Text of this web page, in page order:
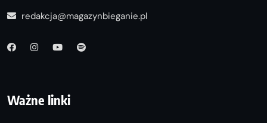
redakcja@magazynbieganie.pl
Ważne linki